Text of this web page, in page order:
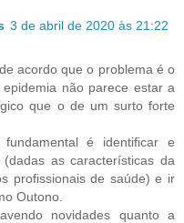
3 de abril de 2020 às 21:22
acordo que o problema é o
não parece estar a
que o de um surto forte
é identificar e
as características da
profissionais de saúde) e ir
Outono.
novidades quanto a